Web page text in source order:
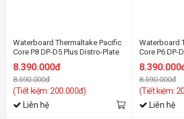
Waterboard Thermaltake Pacific
Core P8 DP-D5 Plus Distro-Plate
with Pump Combo
8.390.000đ
8.590.000đ
(Tiết kiệm: 200.000đ)
Liên hệ
Waterboard
Core P6 DP-
with Pump
8.590.000đ
(Tiết kiệm:
Liên hệ